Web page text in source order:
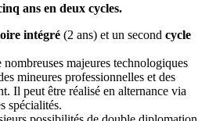
ans en deux cycles.
intégré (2 ans) et un second cycle
majeures technologiques
mineures professionnelles et des
Il peut être réalisé en alternance via
spécialités.